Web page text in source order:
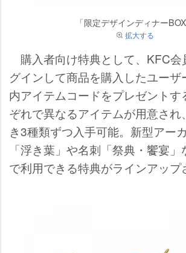
「限定デザインディナーBOX
拡大する
購入者向け特典として、KFC会
グインして商品を購入したユーザ
内アイテムコードをプレゼント
ぞれで異なるアイテムが用意され
き3種類ずつ入手可能。新型アー
「浮き葉」や名刺「祭典・饗宴
で利用できる特典がラインアップ